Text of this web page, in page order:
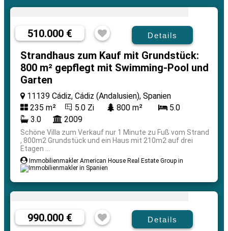
510.000 € Details
Strandhaus zum Kauf mit Grundstück:
800 m² gepflegt mit Swimming-Pool und
Garten
11139 Cádiz, Cádiz (Andalusien), Spanien
235 m²
5.0 Zi 800 m²
5.0
3.0
2009
Schöne Villa zum Verkauf nur 1 Minute zu Fuß vom Strand
, 800m2 Grundstück und ein Haus mit 210m2 auf drei
Etagen ...
Immobilienmakler American House Real Estate Group in
990.000 € Details